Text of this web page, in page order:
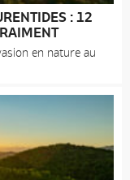
: 12
en nature au